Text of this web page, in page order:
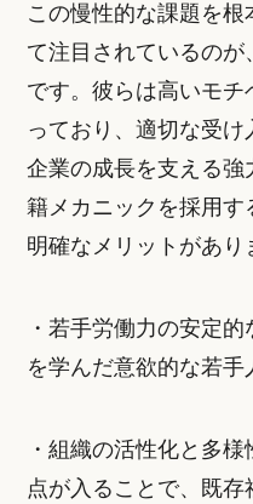
この慢性的な課題を
て注目されているのが
です。彼らは高いモ
っており、適切な受け
企業の成長を支える強
籍メカニックを採用
明確なメリットがあり
・若手労働力の安定
を学んだ意欲的な若
・組織の活性化と多
点が入ることで、既